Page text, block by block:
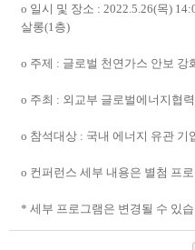
o 일시 및 장소 : 2022.5.26(목)
살롱(1층)
o 주제 : 글로벌 천연가스 안보 강
o 주최 : 외교부 글로벌에너지협
o 참석대상 : 국내 에너지 유관 기
o 컨퍼런스 세부 내용은 별첨 프
* 세부 프로그램은 변경될 수 있습